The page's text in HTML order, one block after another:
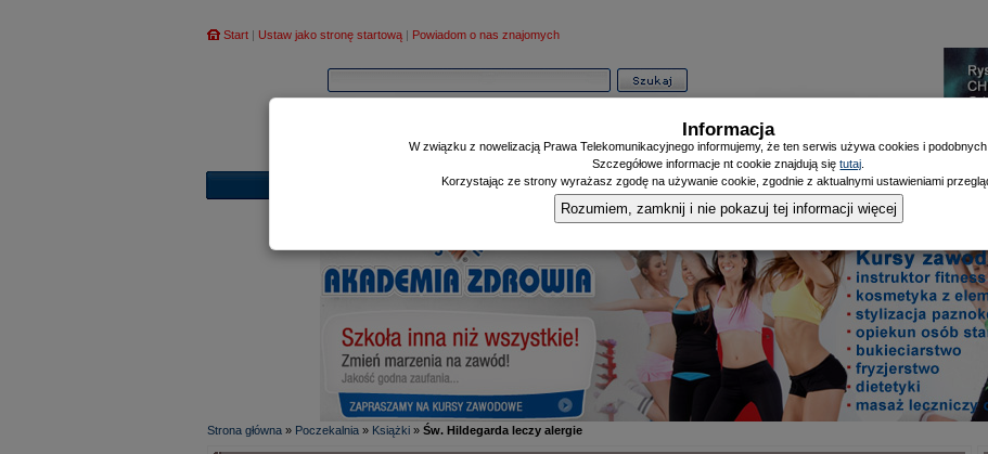
Start | Ustaw jako stronę startową | Powiadom o nas znajomych
Informator|Poczekalnia|Zdrowy Mieszczanin|Doniesienia Listonosza
Strona główna » Poczekalnia » Książki » Św. Hildegarda leczy alergie
Informacja
W związku z nowelizacją Prawa Telekomunikacyjnego informujemy, że ten serwis używa cookies i podobnych
Szczegółowe informacje nt cookie znajdują siętutaj
Korzystając ze strony wyrażasz zgodę na używanie cookie, zgodnie z aktualnymi ustawieniami
Rozumiem, zamknij i nie pokazuj tej informacji więcej